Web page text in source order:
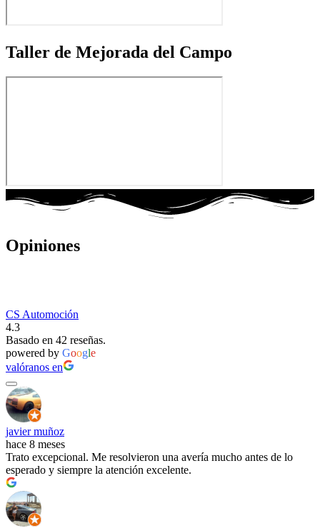
Taller de Mejorada del Campo
Opiniones
CS Automoción
4.3
Basado en 42 reseñas.
powered by Google
valóranos en
javier muñoz
hace 8 meses
Trato excepcional. Me resolvieron una avería mucho antes de lo
esperado y siempre la atención excelente.